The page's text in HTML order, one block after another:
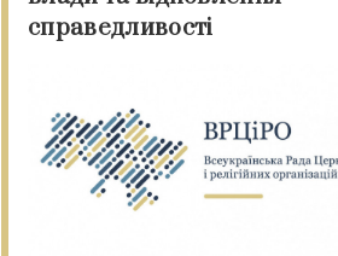
справедливості